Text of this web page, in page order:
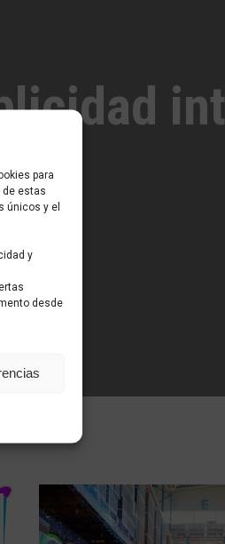
para
de estas
únicos y el
y
desde